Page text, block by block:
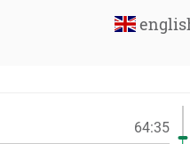
64:35